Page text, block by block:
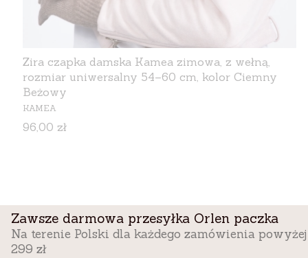
Zira czapka damska Kamea zimowa, z wełną,
rozmiar uniwersalny 54–60 cm, kolor Ciemny
Beżowy
PRODUCENT
KAMEA
Cena
96,00 zł
Zawsze darmowa przesyłka Orlen paczka
Na terenie Polski dla każdego zamówienia powyżej
299 zł